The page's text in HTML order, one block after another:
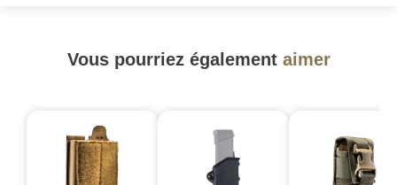
Vous pourriez également aimer